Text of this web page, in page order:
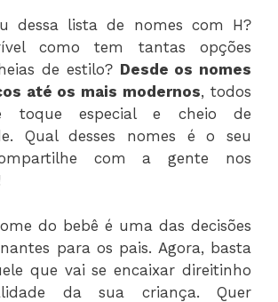
dessa lista de nomes com H?
como tem tantas opções
de estilo? Desde os nomes
até os mais modernos, todos
toque especial e cheio de
Qual desses nomes é o seu
com a gente nos
do bebê é uma das decisões
para os pais. Agora, basta
que vai se encaixar direitinho
da sua criança. Quer